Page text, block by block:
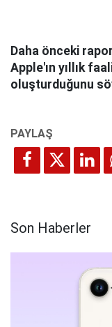
Daha önceki
Apple'ın yıllık
oluşturduğunu
Son Haberler